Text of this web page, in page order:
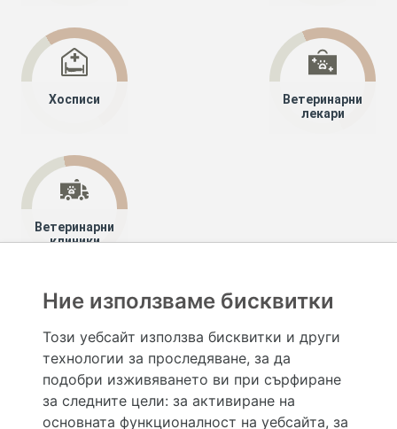
Хосписи
Ветеринарни
лекари
Ветеринарни
клиники
Специалисти
Hapche.bg НЕ е медицински, зравен или сроден специалист и НЕ дава медицински
консултации и здравни съвети. Hapche.bg НЕ се явява медицинска услуга и НЕ
осигурява диагноза и лечение. Hapche.bg НЕ препоръчва медицински и други здравни и
сродни специалисти и заведения. Hapche.bg НЕ търгува с лекарствени продукти и
хранителни добавки. Информацията, публикувана в Hapche.bg, е предназначена да служи
само и единствено за справочни цели. Същата се предоставя без всякаква гаранция за
Ние използваме бисквитки
Този уебсайт използва бисквитки и други
технологии за проследяване, за да
подобри изживяването ви при сърфиране
за следните цели: за активиране на
основната функционалност на уебсайта, за